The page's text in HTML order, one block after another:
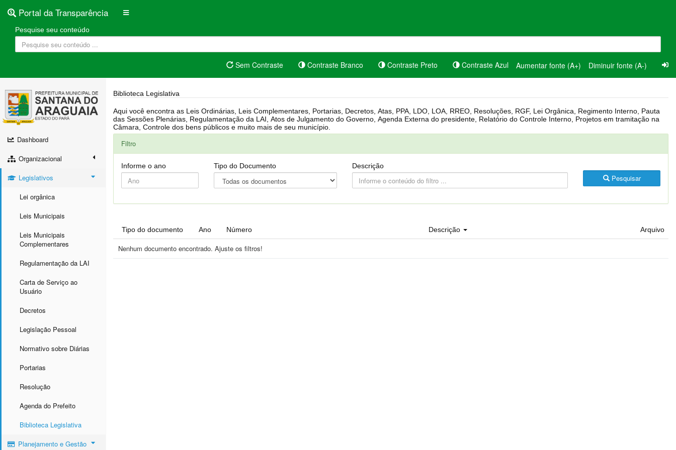
Portal da Transparência
Pesquise seu conteúdo
Sem Contraste Contraste Branco Contraste Preto Contraste Azul Aumentar fonte (A+) Diminuir fonte (A-)
Dashboard
Organizacional
Legislativos
Lei orgânica
Leis Municipais
Leis Municipais
Complementares
Regulamentação da LAI
Carta de Serviço ao
Usuário
Decretos
Legislação Pessoal
Normativo sobre Diárias
Portarias
Resolução
Agenda do Prefeito
Biblioteca Legislativa
Planejamento e Gestão
Biblioteca Legislativa
Aqui você encontra as Leis Ordinárias, Leis Complementares, Portarias, Decretos, Atas, PPA, LDO, LOA, RREO, Resoluções, RGF, Lei Orgânica, Regimento Interno, Pauta
das Sessões Plenárias, Regulamentação da LAI, Atos de Julgamento do Governo, Agenda Externa do presidente, Relatório do Controle Interno, Projetos em tramitação na
Câmara, Controle dos bens públicos e muito mais de seu município.
Filtro
Informe o ano Tipo do Documento Descrição
Pesquisar
Tipo do documento Ano Número Descrição Arquivo
Nenhum documento encontrado. Ajuste os filtros!